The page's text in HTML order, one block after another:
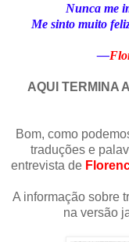
Nunca me
Me sinto muito
—
AQUI TERMINA
Bom, como
traduções e
entrevista de
A informação sobre
na versão